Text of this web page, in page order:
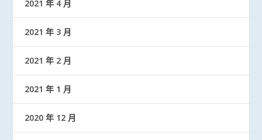
2021 年 4 月
2021 年 3 月
2021 年 2 月
2021 年 1 月
2020 年 12 月